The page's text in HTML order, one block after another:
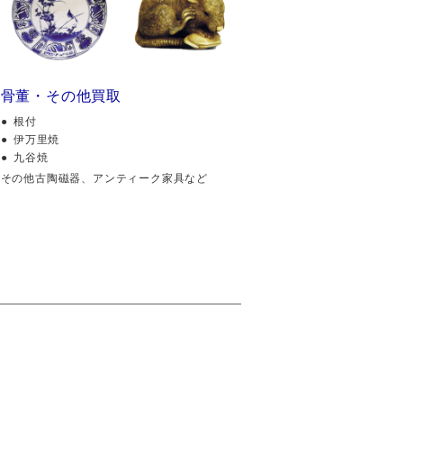
骨董・その他買取
根付
伊万里焼
九谷焼
その他古陶磁器、アンティーク家具など